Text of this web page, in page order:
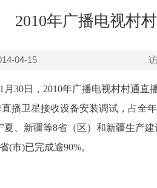
2010年广播电视村
04-15
月30日，2010年广播电视村村通
直播卫星接收设备安装调试，占全
夏、新疆等8省（区）和新疆生产
(市)已完成逾90%。